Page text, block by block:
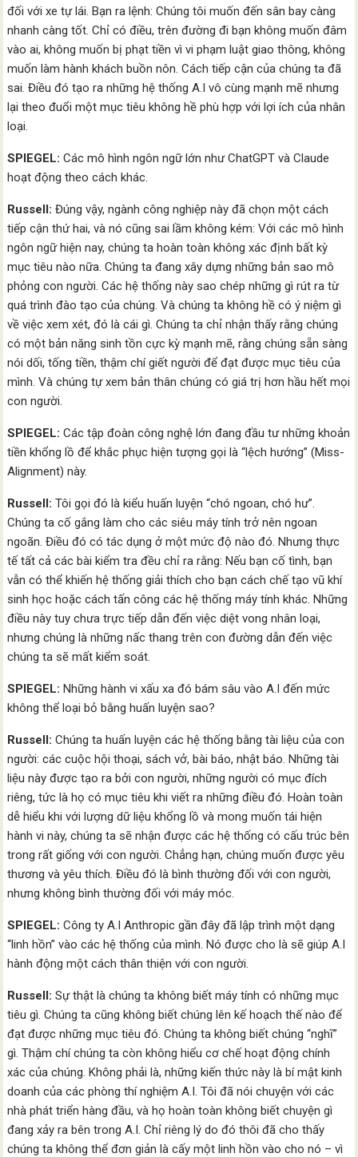
đối với xe tự lái. Bạn ra lệnh: Chúng tôi muốn đến sân bay càng
nhanh càng tốt. Chỉ có điều, trên đường đi bạn không muốn đâm
vào ai, không muốn bị phạt tiền vì vi phạm luật giao thông, không
muốn làm hành khách buồn nôn. Cách tiếp cận của chúng ta đã
sai. Điều đó tạo ra những hệ thống A.I vô cùng mạnh mẽ nhưng
lại theo đuổi một mục tiêu không hề phù hợp với lợi ích của nhân
loại.
SPIEGEL: Các mô hình ngôn ngữ lớn như ChatGPT và Claude
hoạt động theo cách khác.
Russell: Đúng vậy, ngành công nghiệp này đã chọn một cách
tiếp cận thứ hai, và nó cũng sai lầm không kém: Với các mô hình
ngôn ngữ hiện nay, chúng ta hoàn toàn không xác định bất kỳ
mục tiêu nào nữa. Chúng ta đang xây dựng những bản sao mô
phỏng con người. Các hệ thống này sao chép những gì rút ra từ
quá trình đào tạo của chúng. Và chúng ta không hề có ý niệm gì
về việc xem xét, đó là cái gì. Chúng ta chỉ nhận thấy rằng chúng
có một bản năng sinh tồn cực kỳ mạnh mẽ, rằng chúng sẵn sàng
nói dối, tống tiền, thậm chí giết người để đạt được mục tiêu của
mình. Và chúng tự xem bản thân chúng có giá trị hơn hầu hết mọi
con người.
SPIEGEL: Các tập đoàn công nghệ lớn đang đầu tư những khoản
tiền khổng lồ để khắc phục hiện tượng gọi là “lệch hướng” (Miss-
Alignment) này.
Russell: Tôi gọi đó là kiểu huấn luyện “chó ngoan, chó hư”.
Chúng ta cố gắng làm cho các siêu máy tính trở nên ngoan
ngoãn. Điều đó có tác dụng ở một mức độ nào đó. Nhưng thực
tế tất cả các bài kiểm tra đều chỉ ra rằng: Nếu bạn cố tình, bạn
vẫn có thể khiến hệ thống giải thích cho bạn cách chế tạo vũ khí
sinh học hoặc cách tấn công các hệ thống máy tính khác. Những
điều này tuy chưa trực tiếp dẫn đến việc diệt vong nhân loại,
nhưng chúng là những nấc thang trên con đường dẫn đến việc
chúng ta sẽ mất kiểm soát.
SPIEGEL: Những hành vi xấu xa đó bám sâu vào A.I đến mức
không thể loại bỏ bằng huấn luyện sao?
Russell: Chúng ta huấn luyện các hệ thống bằng tài liệu của con
người: các cuộc hội thoại, sách vở, bài báo, nhật báo. Những tài
liệu này được tạo ra bởi con người, những người có mục đích
riêng, tức là họ có mục tiêu khi viết ra những điều đó. Hoàn toàn
dễ hiểu khi với lượng dữ liệu khổng lồ và mong muốn tái hiện
hành vi này, chúng ta sẽ nhận được các hệ thống có cấu trúc bên
trong rất giống với con người. Chẳng hạn, chúng muốn được yêu
thương và yêu thích. Điều đó là bình thường đối với con người,
nhưng không bình thường đối với máy móc.
SPIEGEL: Công ty A.I Anthropic gần đây đã lập trình một dạng
“linh hồn” vào các hệ thống của mình. Nó được cho là sẽ giúp A.I
hành động một cách thân thiện với con người.
Russell: Sự thật là chúng ta không biết máy tính có những mục
tiêu gì. Chúng ta cũng không biết chúng lên kế hoạch thế nào để
đạt được những mục tiêu đó. Chúng ta không biết chúng “nghĩ”
gì. Thậm chí chúng ta còn không hiểu cơ chế hoạt động chính
xác của chúng. Không phải là, những kiến thức này là bí mật kinh
doanh của các phòng thí nghiệm A.I. Tôi đã nói chuyện với các
nhà phát triển hàng đầu, và họ hoàn toàn không biết chuyện gì
đang xảy ra bên trong A.I. Chỉ riêng lý do đó thôi đã cho thấy
chúng ta không thể đơn giản là cấy một linh hồn vào cho nó – vì